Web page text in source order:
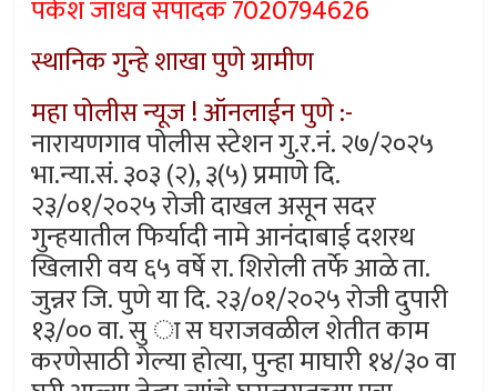
पंकेश जाधव संपादक 7020794626
स्थानिक गुन्हे शाखा पुणे ग्रामीण
महा पोलीस न्यूज ! ऑनलाईन पुणे :-
नारायणगाव पोलीस स्टेशन गु.र.नं. २७/२०२५
भा.न्या.सं. ३०३ (२), ३(५) प्रमाणे दि.
२३/०१/२०२५ रोजी दाखल असून सदर
गुन्हयातील फिर्यादी नामे आनंदाबाई दशरथ
खिलारी वय ६५ वर्षे रा. शिरोली तर्फे आळे ता.
जुन्नर जि. पुणे या दि. २३/०१/२०२५ रोजी दुपारी
१३/०० वा. सु ा स घराजवळील शेतीत काम
करणेसाठी गेल्या होत्या, पुन्हा माघारी १४/३० वा